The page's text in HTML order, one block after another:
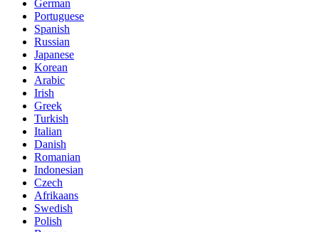
German
Portuguese
Spanish
Russian
Japanese
Korean
Arabic
Irish
Greek
Turkish
Italian
Danish
Romanian
Indonesian
Czech
Afrikaans
Swedish
Polish